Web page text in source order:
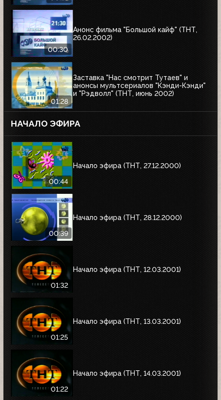
00:30
Анонс фильма "Большой кайф" (ТНТ,
26.02.2002)
01:28
Заставка "Нас смотрит Тутаев" и
анонсы мультсериалов "Кэнди-Кэнди"
и "Рэдволл" (ТНТ, июнь 2002)
НАЧАЛО ЭФИРА
00:44
Начало эфира (ТНТ, 27.12.2000)
00:39
Начало эфира (ТНТ, 28.12.2000)
01:32
Начало эфира (ТНТ, 12.03.2001)
01:25
Начало эфира (ТНТ, 13.03.2001)
01:22
Начало эфира (ТНТ, 14.03.2001)